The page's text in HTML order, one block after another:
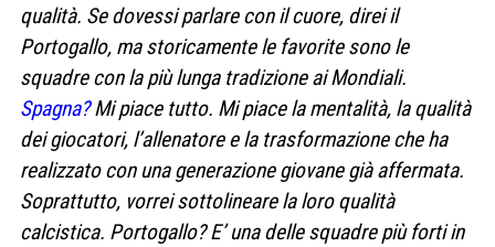
qualità. Se dovessi parlare con il cuore, direi il
Portogallo, ma storicamente le favorite sono le
squadre con la più lunga tradizione ai Mondiali.
Spagna? Mi piace tutto. Mi piace la mentalità, la qualità
dei giocatori, l’allenatore e la trasformazione che ha
realizzato con una generazione giovane già affermata.
Soprattutto, vorrei sottolineare la loro qualità
calcistica. Portogallo? E’una delle squadre più forti in